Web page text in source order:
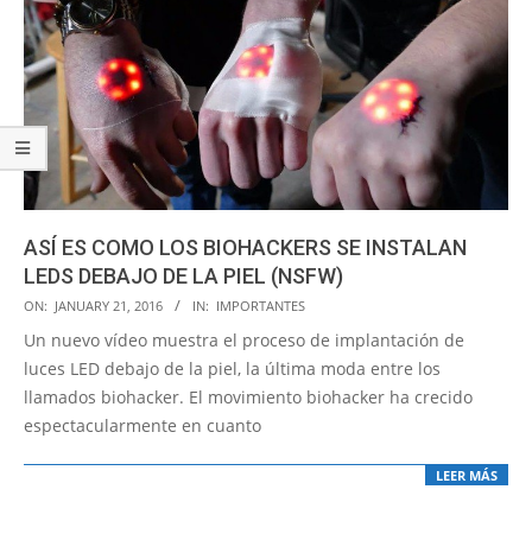
ASÍ ES COMO LOS BIOHACKERS SE INSTALAN
LEDS DEBAJO DE LA PIEL (NSFW)
2016-
01-
21
ON: JANUARY 21, 2016 IN: IMPORTANTES
Un nuevo vídeo muestra el proceso de implantación de
luces LED debajo de la piel, la última moda entre los
llamados biohacker. El movimiento biohacker ha crecido
espectacularmente en cuanto
LEER MÁS